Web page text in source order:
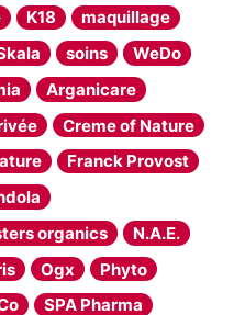
K18
maquillage
soins
WeDo
Arganicare
Creme of Nature
Franck Provost
organics
N.A.E.
Ogx
Phyto
SPA Pharma